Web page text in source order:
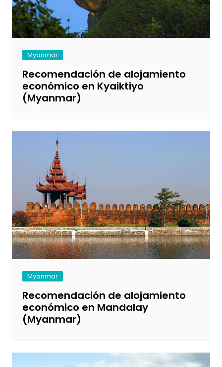
Myanmar
Recomendación de alojamiento
económico en Kyaiktiyo
(Myanmar)
Myanmar
Recomendación de alojamiento
económico en Mandalay
(Myanmar)